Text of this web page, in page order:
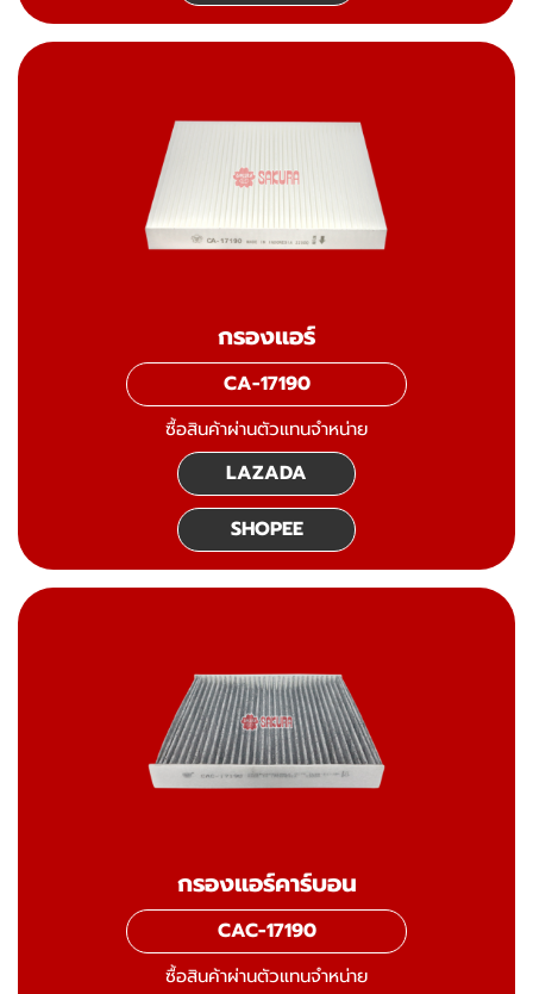
กรองแอร์
CA-17190
ซื้อสินค้าผ่านตัวแทนจำหน่าย
LAZADA
SHOPEE
กรองแอร์คาร์บอน
CAC-17190
ซื้อสินค้าผ่านตัวแทนจำหน่าย